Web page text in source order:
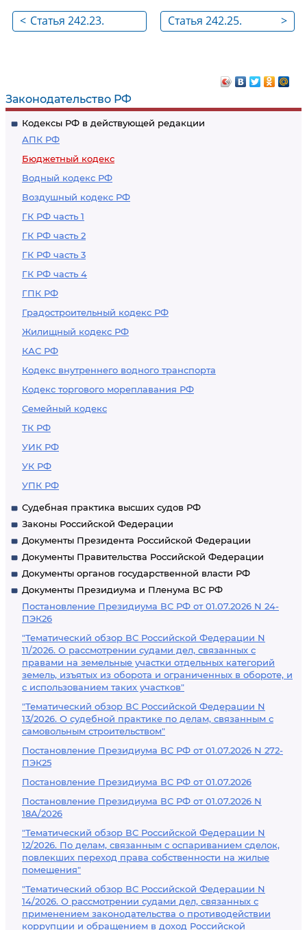
Законодательство РФ
Кодексы РФ в действующей редакции
АПК РФ
Бюджетный кодекс
Водный кодекс РФ
Воздушный кодекс РФ
ГК РФ часть 1
ГК РФ часть 2
ГК РФ часть 3
ГК РФ часть 4
ГПК РФ
Градостроительный кодекс РФ
Жилищный кодекс РФ
КАС РФ
Кодекс внутреннего водного транспорта
Кодекс торгового мореплавания РФ
Семейный кодекс
ТК РФ
УИК РФ
УК РФ
УПК РФ
Судебная практика высших судов РФ
Законы Российской Федерации
Документы Президента Российской Федерации
Документы Правительства Российской Федерации
Документы органов государственной власти РФ
Документы Президиума и Пленума ВС РФ
Постановление Президиума ВС РФ от 01.07.2026 N 24-
ПЭК26
"Тематический обзор ВС Российской Федерации N
11/2026. О рассмотрении судами дел, связанных с
правами на земельные участки отдельных категорий
земель, изъятых из оборота и ограниченных в обороте, и
с использованием таких участков"
"Тематический обзор ВС Российской Федерации N
13/2026. О судебной практике по делам, связанным с
самовольным строительством"
Постановление Президиума ВС РФ от 01.07.2026 N 272-
ПЭК25
Постановление Президиума ВС РФ от 01.07.2026
Постановление Президиума ВС РФ от 01.07.2026 N
18А/2026
"Тематический обзор ВС Российской Федерации N
12/2026. По делам, связанным с оспариванием сделок,
повлекших переход права собственности на жилые
помещения"
"Тематический обзор ВС Российской Федерации N
14/2026. О рассмотрении судами дел, связанных с
применением законодательства о противодействии
коррупции и обращением в доход Российской
< Статья 242.23.
>
Статья 242.25.
казначейскому
сопровождению,
источником
финансового